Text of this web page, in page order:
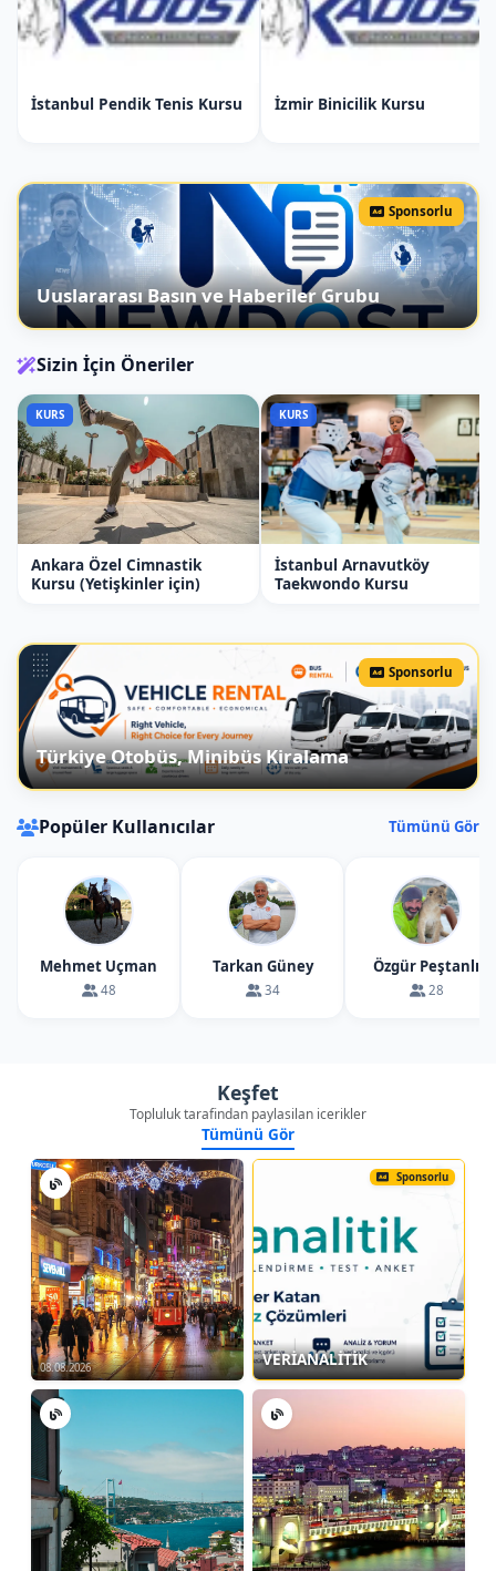
İstanbul Pendik Tenis Kursu İzmir Binicilik Kursu
Sponsorlu
Uuslararası Basın ve Haberiler Grubu
Sizin İçin Öneriler
KURS
Ankara Özel Cimnastik
Kursu (Yetişkinler için)
KURS
İstanbul Arnavutköy
Taekwondo Kursu
Sponsorlu
Türkiye Otobüs, Minibüs Kiralama
Popüler Kullanıcılar Tümünü Gör
Mehmet Uçman
48
Tarkan Güney
34
Özgür Peştanlı
28
Keşfet
Topluluk tarafindan paylasilan icerikler
Tümünü Gör
08.08.2026
Sponsorlu
VERİANALİTİK